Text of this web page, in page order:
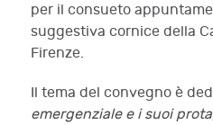
per il consueto
suggestiva cornice della
Firenze.
Il tema del convegno è
emergenziale e i suoi